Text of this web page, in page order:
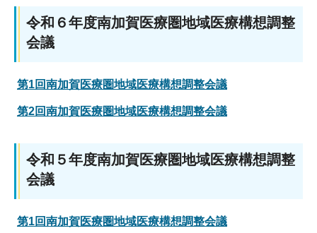
令和６年度南加賀医療圏地域医療構想調整
会議
第1回南加賀医療圏地域医療構想調整会議
第2回南加賀医療圏地域医療構想調整会議
令和５年度南加賀医療圏地域医療構想調整
会議
第1回南加賀医療圏地域医療構想調整会議